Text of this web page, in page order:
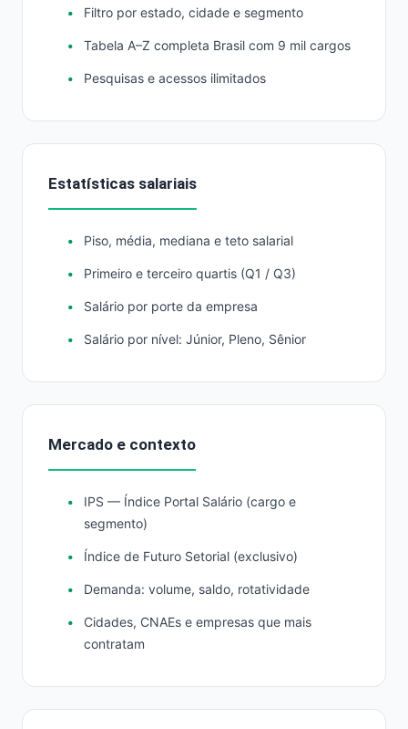
Filtro por estado, cidade e segmento
Tabela A–Z completa Brasil com 9 mil cargos
Pesquisas e acessos ilimitados
Estatísticas salariais
Piso, média, mediana e teto salarial
Primeiro e terceiro quartis (Q1 / Q3)
Salário por porte da empresa
Salário por nível: Júnior, Pleno, Sênior
Mercado e contexto
IPS — Índice Portal Salário (cargo e
segmento)
Índice de Futuro Setorial (exclusivo)
Demanda: volume, saldo, rotatividade
Cidades, CNAEs e empresas que mais
contratam